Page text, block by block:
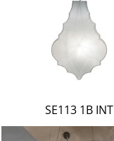
SE113 1B INT